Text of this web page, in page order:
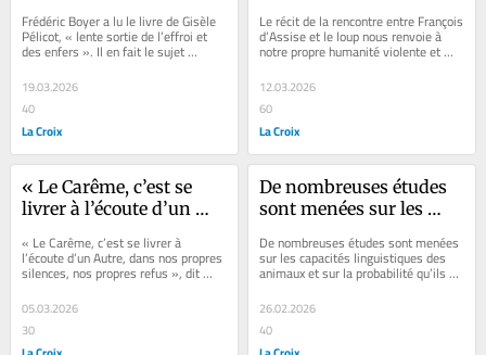
des enfers ». Il en fait le
sujet poignant de sa
hebdomadaire.
Frédéric Boyer a lu le livre de Gisèle
Pélicot, « lente sortie de l’effroi et
des enfers ». Il en fait le sujet
hebdomadaire.
19.03.2026
40
La Croix
notre propre humanité
violente et cruelle, écrit
chronique
hebdomadaire, « nous
qui devons être délivrés
du loup que nous
sommes à nous-mêmes
».
Le récit de la rencontre entre François
d’Assise et le loup nous renvoie à
notre propre humanité violente et
cruelle, écrit Frédéric Boyer...
12.03.2026
60
La Croix
« Le Carême, c’est se
livrer à l’écoute d’un
silences, nos propres
refus », dit Frédéric
chronique
hebdomadaire, invitant
« Le Carême, c’est se livrer à
l’écoute d’un Autre, dans nos propres
silences, nos propres refus », dit
Frédéric Boyer dans sa chronique...
05.03.2026
30
De nombreuses études
sont menées sur les
des animaux et sur la
probabilité qu’ils
Dans sa chronique
hebdomadaire, Frédéric
De nombreuses études sont menées
sur les capacités linguistiques des
animaux et sur la probabilité qu’ils
produisent des phrases. Dans sa...
26.02.2026
40